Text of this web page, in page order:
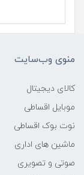
منوی وب‌سایت
کالای دیجیتال
موبایل اقساطی
نوت بوک اقساطی
ماشین های اداری
صوتی و تصویری